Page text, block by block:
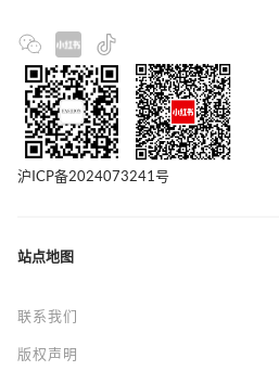
沪ICP备2024073241号
站点地图
联系我们
版权声明